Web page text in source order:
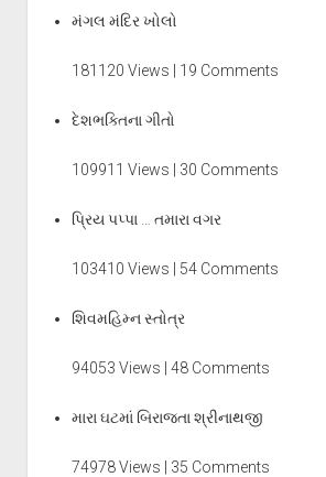
મંગલ મંદિર ખોલો
181120 Views | 19 Comments
દેશભક્તિના ગીતો
109911 Views | 30 Comments
પ્રિય પપ્પા … તમારા વગર
103410 Views | 54 Comments
શિવમહિમ્ન સ્તોત્ર
94053 Views | 48 Comments
મારા ઘટમાં બિરાજતા શ્રીનાથજી
74978 Views | 35 Comments